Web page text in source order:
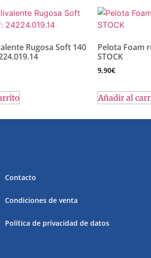
Rugosa Soft 140
Pelota Foam
STOCK
9,90€
Añadir al
Contacto
Condiciones de venta
Política de privacidad de datos